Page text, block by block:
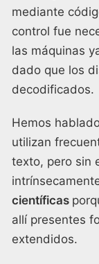
mediante
control fue
las máquinas
dado que los
decodificados.
Hemos
utilizan
texto, pero sin
científicas
allí presentes
extendidos.